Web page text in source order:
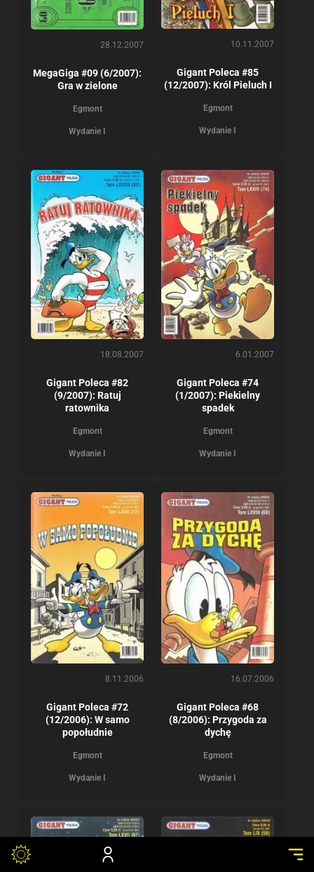
28.12.2007
MegaGiga #09 (6/2007):
Gra w zielone
Egmont
Wydanie I
10.11.2007
Gigant Poleca #85
(12/2007): Król Pieluch I
Egmont
Wydanie I
18.08.2007
Gigant Poleca #82
(9/2007): Ratuj
ratownika
Egmont
Wydanie I
6.01.2007
Gigant Poleca #74
(1/2007): Piekielny
spadek
Egmont
Wydanie I
8.11.2006
Gigant Poleca #72
(12/2006): W samo
popołudnie
Egmont
Wydanie I
16.07.2006
Gigant Poleca #68
(8/2006): Przygoda za
dychę
Egmont
Wydanie I